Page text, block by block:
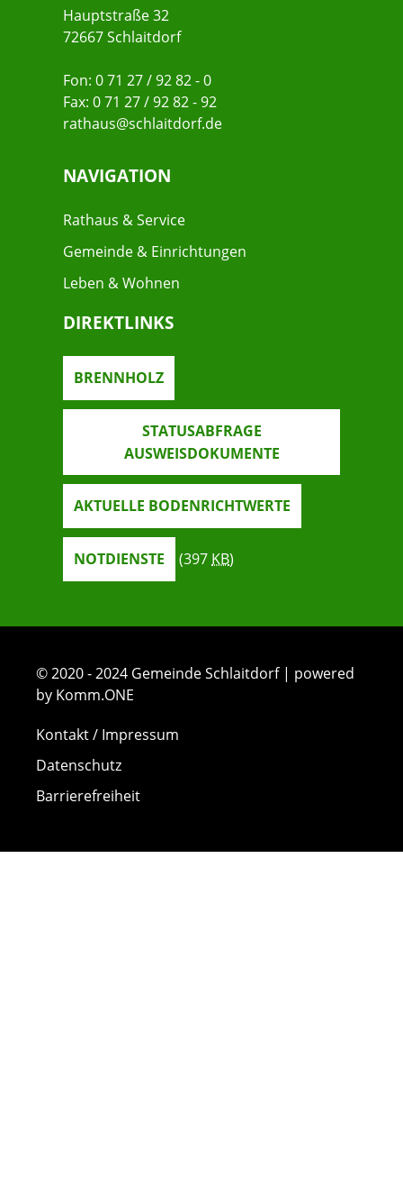
Hauptstraße 32
72667 Schlaitdorf
Fon: 0 71 27 / 92 82 - 0
Fax: 0 71 27 / 92 82 - 92
rathaus@schlaitdorf.de
NAVIGATION
Rathaus & Service
Gemeinde & Einrichtungen
Leben & Wohnen
DIREKTLINKS
BRENNHOLZ
STATUSABFRAGE
AUSWEISDOKUMENTE
AKTUELLE BODENRICHTWERTE
NOTDIENSTE (397 KB)
© 2020 - 2024 Gemeinde Schlaitdorf | powered
by Komm.ONE
Kontakt / Impressum
Datenschutz
Barrierefreiheit